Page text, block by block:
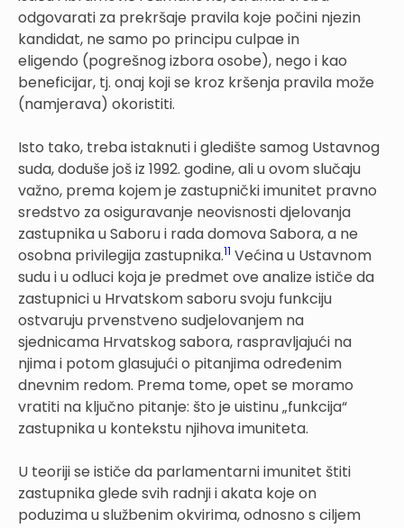
odgovarati za prekršaje pravila koje počini njezin
kandidat, ne samo po principu culpae in
eligendo (pogrešnog izbora osobe), nego i kao
beneficijar, tj. onaj koji se kroz kršenja pravila može
(namjerava) okoristiti.
Isto tako, treba istaknuti i gledište samog Ustavnog
suda, doduše još iz 1992. godine, ali u ovom slučaju
važno, prema kojem je zastupnički imunitet pravno
sredstvo za osiguravanje neovisnosti djelovanja
zastupnika u Saboru i rada domova Sabora, a ne
osobna privilegija zastupnika.11 Većina u Ustavnom
sudu i u odluci koja je predmet ove analize ističe da
zastupnici u Hrvatskom saboru svoju funkciju
ostvaruju prvenstveno sudjelovanjem na
sjednicama Hrvatskog sabora, raspravljajući na
njima i potom glasujući o pitanjima određenim
dnevnim redom. Prema tome, opet se moramo
vratiti na ključno pitanje: što je uistinu „funkcija“
zastupnika u kontekstu njihova imuniteta.
U teoriji se ističe da parlamentarni imunitet štiti
zastupnika glede svih radnji i akata koje on
poduzima u službenim okvirima, odnosno s ciljem